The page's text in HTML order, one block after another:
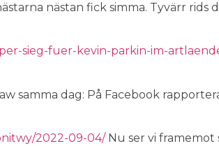
nästan fick simma. Tyvärr rids
sieg-fuer-kevin-parkin-im-
dag: På Facebook
2022-09-04/ Nu ser vi framemot